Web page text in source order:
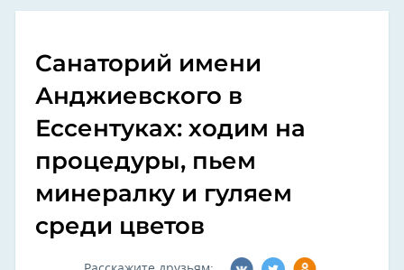
Санаторий имени
Анджиевского в
Ессентуках: ходим на
процедуры, пьем
минералку и гуляем
среди цветов